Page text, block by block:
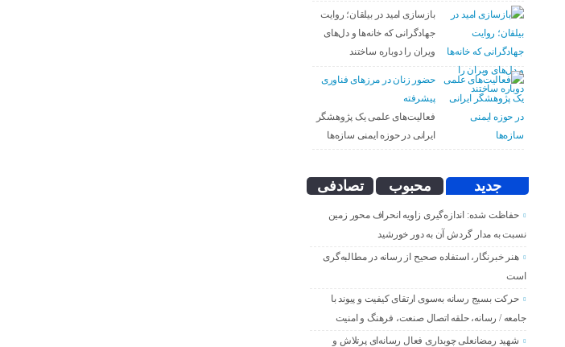
بازسازی امید در بیلقان؛ روایت
جهادگرانی که خانه‌ها و دل‌های
ویران را دوباره ساختند
حضور زنان در مرزهای فناوری
پیشرفته
فعالیت‌های علمی یک پژوهشگر
ایرانی در حوزه ایمنی سازه‌ها
جدید محبوب تصادفی
حفاظت شده: اندازه‌گیری زاویه انحراف محور زمین
نسبت به مدار گردش آن به دور خورشید
هنر خبرنگار، استفاده صحیح از رسانه در مطالبه‌گری
است
حرکت بسیج رسانه به‌سوی ارتقای کیفیت و پیوند با
جامعه / رسانه، حلقه اتصال صنعت، فرهنگ و امنیت
شهید رمضانعلی چوبداری فعال رسانه‌ای پرتلاش و